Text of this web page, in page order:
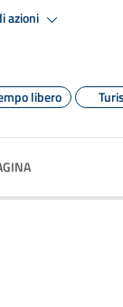
azioni
libero